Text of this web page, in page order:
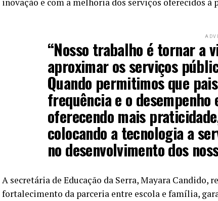
“Nosso trabalho é tornar a
aproximar os serviços
Quando permitimos que
frequência e o
oferecendo mais
colocando a tecnologia a
no desenvolvimento dos
A secretária de Educação da Serra, Mayara Candido,
fortalecimento da parceria entre escola e família,